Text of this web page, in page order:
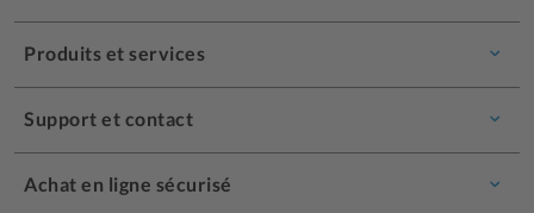
Produits et services
Support et contact
Achat en ligne sécurisé